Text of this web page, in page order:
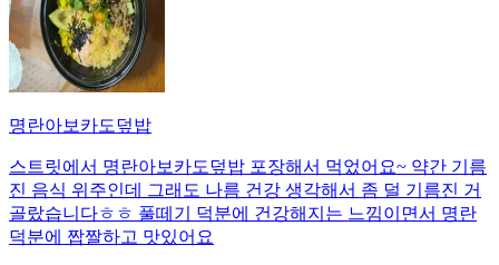
명란아보카도덮밥
스트릿에서 명란아보카도덮밥 포장해서 먹었어요~ 약간 기름
진 음식 위주인데 그래도 나름 건강 생각해서 좀 덜 기름진 거
골랐습니다ㅎㅎ 풀떼기 덕분에 건강해지는 느낌이면서 명란
덕분에 짭짤하고 맛있어요